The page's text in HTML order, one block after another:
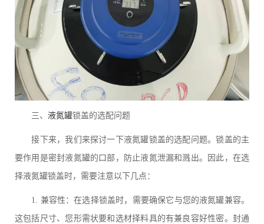
三、 液氮罐锁盖的选配问题
接下来，我们来探讨一下液氮罐锁盖的选配问题。锁盖的主
要作用是密封液氮罐的口部，防止液氮泄漏和溅出。因此，在选
择液氮罐锁盖时，需要注意以下几点：
1. 兼容性：在选择锁盖时，需要确保它与您的液氮罐兼容。
这包括尺寸、您形需状要和选材择料具的有兼良容好性密。封通